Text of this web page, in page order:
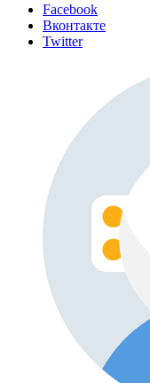
Facebook
Вконтакте
Twitter